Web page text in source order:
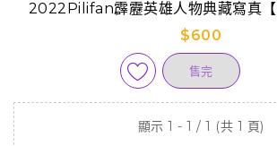
2022Pilifan霹靂英雄人物典藏寫真【
$600
售完
顯示 1 - 1 / 1 (共 1 頁)